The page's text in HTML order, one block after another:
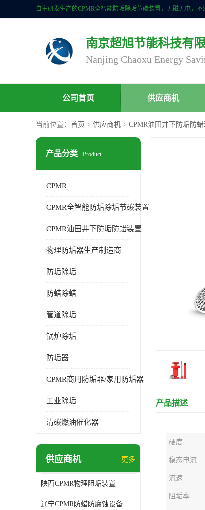
南京超旭节能科技有
公司首页 供应商机
当前位置： 首页 > 供应商机 > CPMR油田井下防垢防
产品分类 Product
CPMR
CPMR全智能防垢除垢节碳装置
CPMR油田井下防垢防蜡装置
物理防垢器生产制造商
防垢除垢
防蜡除蜡
管道除垢
锅炉除垢
防垢器
CPMR商用防垢器/家用防垢器
工业除垢
清碳燃油催化器
供应商机 更多
陕西CPMR物理阻垢装置
辽宁CPMR防蜡防腐蚀设备
产品描述
硬度
稳态电流
流速
阻垢率